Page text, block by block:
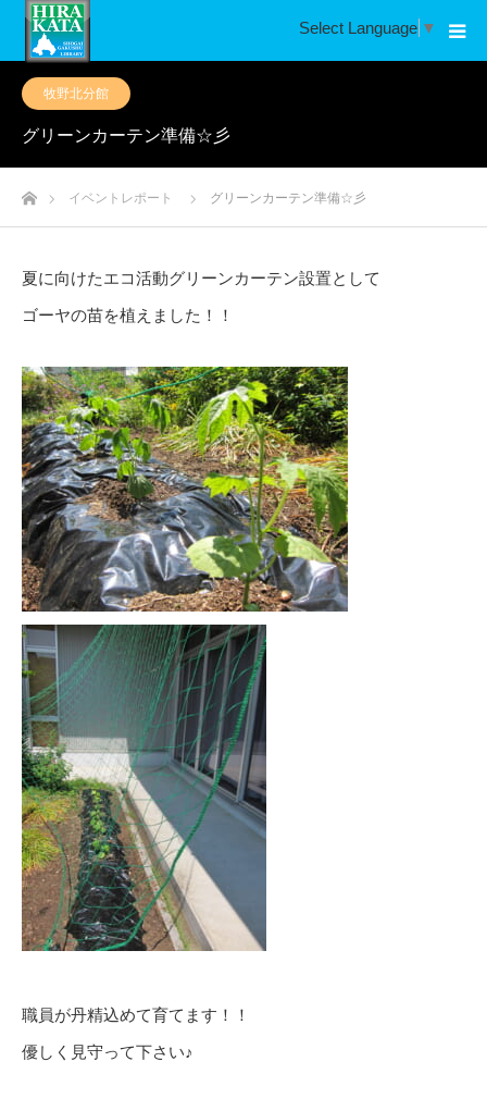
Select Language ▼
牧野北分館
グリーンカーテン準備☆彡
ホームイベントレポート グリーンカーテン準備☆彡
夏に向けたエコ活動グリーンカーテン設置として
ゴーヤの苗を植えました！！
職員が丹精込めて育てます！！
優しく見守って下さい♪